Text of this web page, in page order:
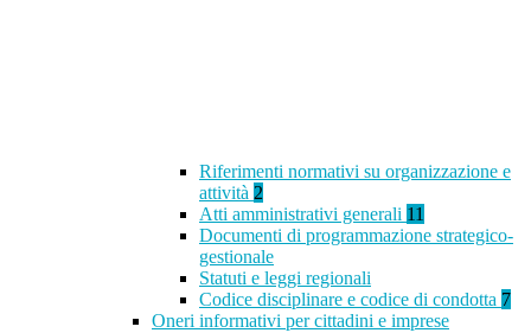
Riferimenti normativi su organizzazione e
attività 2
Atti amministrativi generali 11
Documenti di programmazione strategico-
gestionale
Statuti e leggi regionali
Codice disciplinare e codice di condotta 7
Oneri informativi per cittadini e imprese